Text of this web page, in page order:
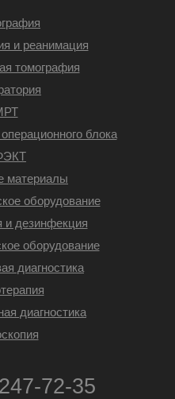
и реанимация
томография
блока
материалы
оборудование
и дезинфекция
оборудование
диагностика
диагностика
72-35